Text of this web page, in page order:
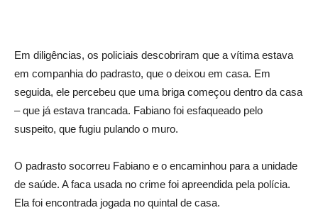
Em diligências, os policiais descobriram que a vítima estava
em companhia do padrasto, que o deixou em casa. Em
seguida, ele percebeu que uma briga começou dentro da casa
– que já estava trancada. Fabiano foi esfaqueado pelo
suspeito, que fugiu pulando o muro.
O padrasto socorreu Fabiano e o encaminhou para a unidade
de saúde. A faca usada no crime foi apreendida pela polícia.
Ela foi encontrada jogada no quintal de casa.